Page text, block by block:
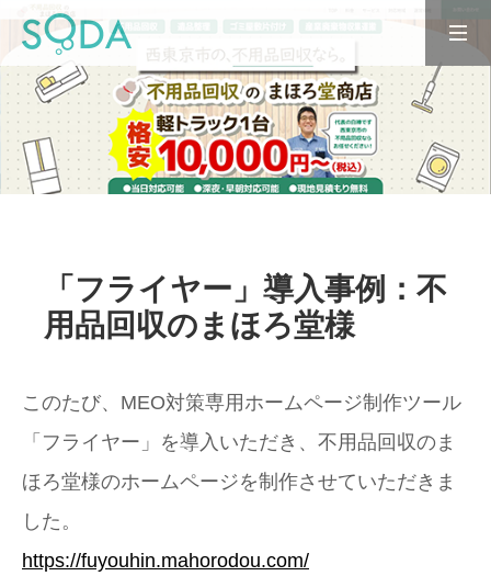
「フライヤー」導入事例：不
用品回収のまほろ堂様
このたび、MEO対策専用ホームページ制作ツール
「フライヤー」を導入いただき、不用品回収のま
ほろ堂様のホームページを制作させていただきま
した。
https://fuyouhin.mahorodou.com/